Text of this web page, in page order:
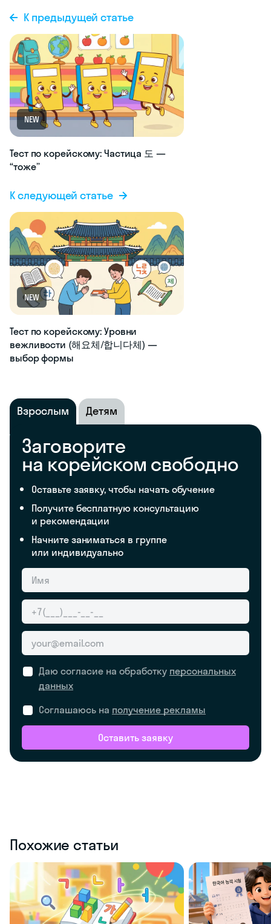
К предыдущей статье
NEW
Тест по корейскому: Частица 도 —
“тоже”
К следующей статье
NEW
Тест по корейскому: Уровни
вежливости (해요체/합니다체) —
выбор формы
Взрослым Детям
Заговорите
на корейском свободно
Оставьте заявку, чтобы начать обучение
Получите бесплатную консультацию
и рекомендации
Начните заниматься в группе
или индивидуально
Даю согласие на обработку персональных
данных
Соглашаюсь на получение рекламы
Оставить заявку
Похожие статьи